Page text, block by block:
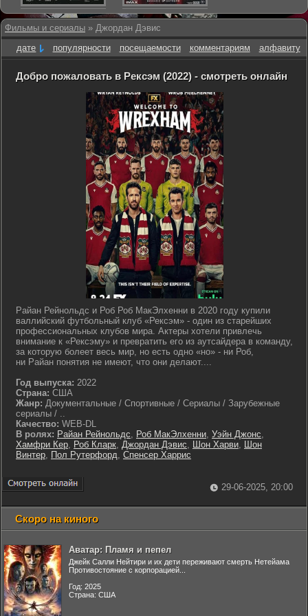
Фильмы и сериалы » Джордан Дэвис
дате
популярности посещаемости комментариям алфавиту
Добро пожаловать в Рексэм (2022) - смотреть онлайн
Райан Рейнольдс и Роб Роб МакЭлхенни в 2020 году купили
валлийский футбольный клуб «Рексэм» - один из старейших
профессиональных клубов мира. Актеры хотели привлечь
внимание к «Рексэму» и превратить его из аутсайдера в команду,
за которую болеет весь мир, но есть одно «но» - ни Роб,
ни Райан понятия не имеют, что они делают....
Год выпуска: 2022
Страна: США
Жанр: Документальные / Спортивные / Сериалы / Зарубежные
сериалы / ..
Качество: WEB-DL
В ролях: Райан Рейнольдс, Роб МакЭлхенни, Уэйн Джонс,
Хамфри Кер, Роб Кларк, Джордан Дэвис, Шон Харви, Шон
Винтер, Пол Рутерфорд, Спенсер Харрис
29-06-2025, 20:00
Скоро на киного
Аватар: Пламя и пепел
Джейк Салли Нейтири и их дети переживают смерть Нетейама
Противостояние с корпорацией...
Год: 2025
Страна: США